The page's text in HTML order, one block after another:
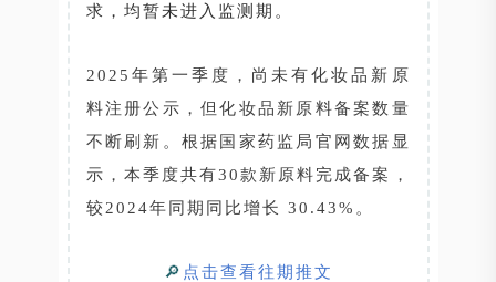
求，均暂未进入监测期。
2025年第一季度，尚未有化妆品新原
料注册公示，但化妆品新原料备案数量
不断刷新。根据国家药监局官网数据显
示，本季度共有30款新原料完成备案，
较2024年同期同比增长 30.43%。
🔎 点击查看往期推文